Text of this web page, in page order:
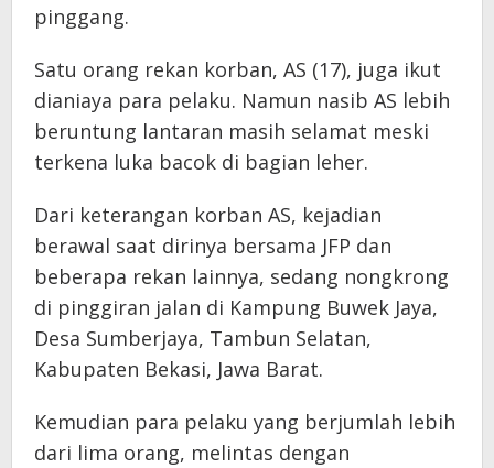
pinggang.
Satu orang rekan korban, AS (17), juga ikut
dianiaya para pelaku. Namun nasib AS lebih
beruntung lantaran masih selamat meski
terkena luka bacok di bagian leher.
Dari keterangan korban AS, kejadian
berawal saat dirinya bersama JFP dan
beberapa rekan lainnya, sedang nongkrong
di pinggiran jalan di Kampung Buwek Jaya,
Desa Sumberjaya, Tambun Selatan,
Kabupaten Bekasi, Jawa Barat.
Kemudian para pelaku yang berjumlah lebih
dari lima orang, melintas dengan